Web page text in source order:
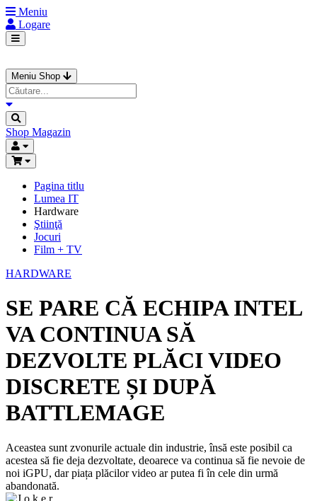
Meniu
Logare
Meniu Shop
Shop Magazin
Pagina titlu
Lumea IT
Hardware
Ştiinţă
Jocuri
Film + TV
HARDWARE
SE PARE CĂ ECHIPA INTEL
VA CONTINUA SĂ
DEZVOLTE PLĂCI VIDEO
DISCRETE ȘI DUPĂ
BATTLEMAGE
Aceastea sunt zvonurile actuale din industrie, însă este posibil ca
acestea să fie deja dezvoltate, deoarece va continua să fie nevoie de
noi iGPU, dar piața plăcilor video ar putea fi în cele din urmă
abandonată.